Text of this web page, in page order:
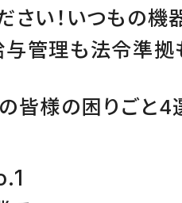
さい！ いつもの機
与管理も法令準拠
皆様の困りごと4